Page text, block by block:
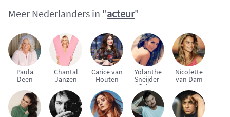
Meer Nederlanders in "acteur"
Paula
Deen
Chantal
Janzen
Carice van
Houten
Yolanthe
Sneijder-
Cabau
Nicolette
van Dam